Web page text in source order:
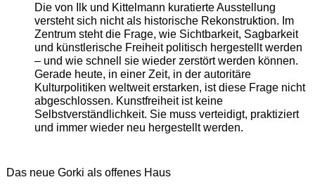
Die von Ilk und Kittelmann kuratierte Ausstellung
versteht sich nicht als historische Rekonstruktion. Im
Zentrum steht die Frage, wie Sichtbarkeit, Sagbarkeit
und künstlerische Freiheit politisch hergestellt werden
– und wie schnell sie wieder zerstört werden können.
Gerade heute, in einer Zeit, in der autoritäre
Kulturpolitiken weltweit erstarken, ist diese Frage nicht
abgeschlossen. Kunstfreiheit ist keine
Selbstverständlichkeit. Sie muss verteidigt, praktiziert
und immer wieder neu hergestellt werden.
Das neue Gorki als offenes Haus